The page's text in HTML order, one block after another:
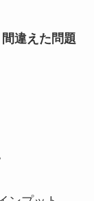
間違えた問題